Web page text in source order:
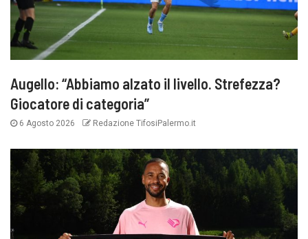
Augello: “Abbiamo alzato il livello. Strefezza?
Giocatore di categoria”
6 Agosto 2026 Redazione TifosiPalermo.it